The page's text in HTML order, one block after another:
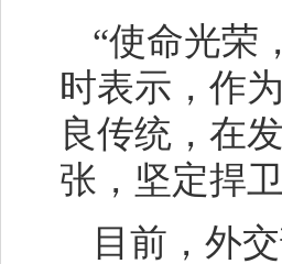
“使命光荣
时表示，作
良传统，在
张，坚定捍
目前，外